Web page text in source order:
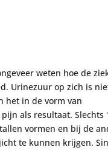
weten hoe de
Urinezuur op zich is
het in de vorm van
als resultaat. Slechts
vormen en bij de
te kunnen krijgen.